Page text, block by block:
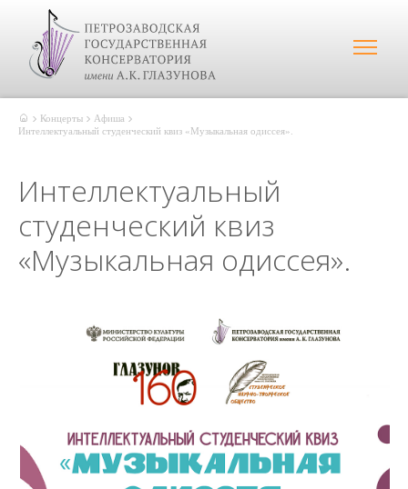
Концерты
Афиша
Интеллектуальный студенческий квиз «Музыкальная одиссея».
Интеллектуальный
студенческий квиз
«Музыкальная одиссея».